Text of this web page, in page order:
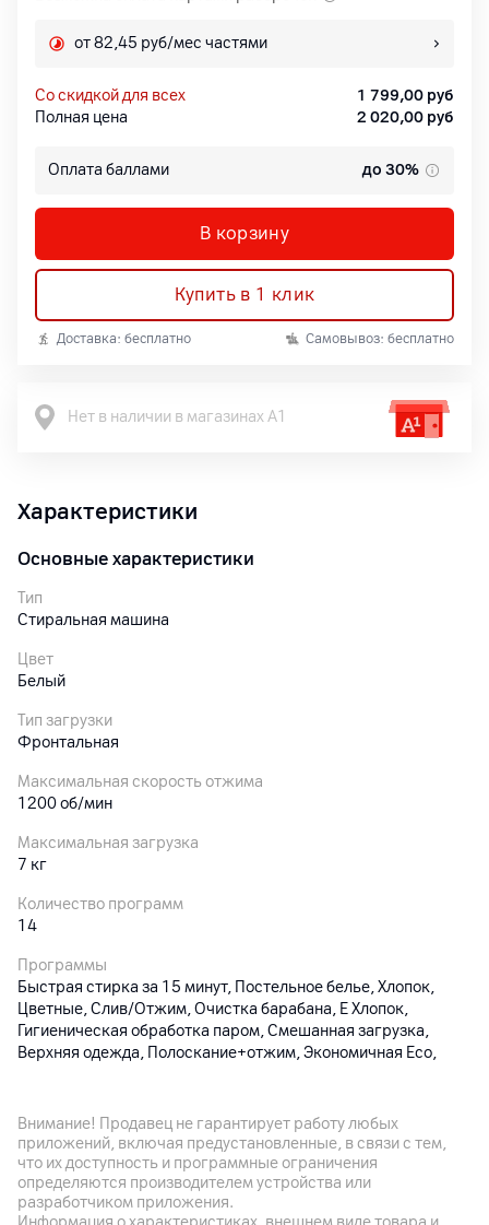
от 82,45 руб/мес частями
со скидкой для всех 1 799,00 руб
Полная цена
2 020,00 руб
Оплата баллами до 30%
В корзину
Купить в 1 клик
Доставка: бесплатно Самовывоз: бесплатно
Нет в наличии в магазинах А1
Характеристики
Основные характеристики
Тип
Стиральная машина
Цвет
Белый
Тип загрузки
Фронтальная
Максимальная скорость отжима
1200 об/мин
Максимальная загрузка
7 кг
Количество программ
14
Программы
Быстрая стирка за 15 минут, Постельное белье, Хлопок,
Цветные, Слив/Отжим, Очистка барабана, Е Хлопок,
Гигиеническая обработка паром, Смешанная загрузка,
Верхняя одежда, Полоскание+отжим, Экономичная Eco,
Класс энергопотребления
A+++
Функции и особенности
Технология AI EcoBubble; защита от утечки воды
AquaProtect; обработка паром; защита от детей; очистка
Внимание! Продавец не гарантирует работу любых
приложений, включая предустановленные, в связи с тем,
что их доступность и программные ограничения
определяются производителем устройства или
разработчиком приложения.